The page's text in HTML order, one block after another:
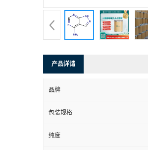
产品详请
品牌
包装规格
纯度